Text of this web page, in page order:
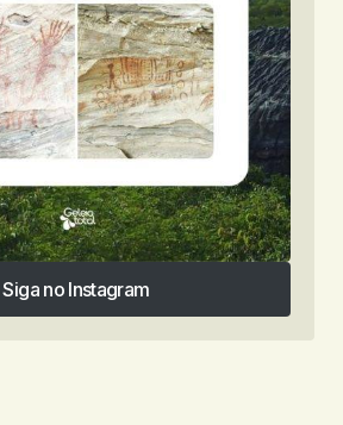
Siga no Instagram
Siga no Instagram